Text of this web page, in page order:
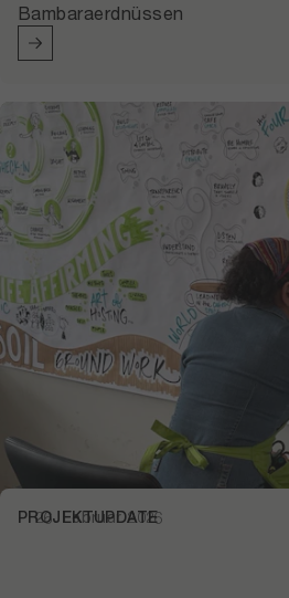
Bambaraerdnüssen
PROJEKTUPDATE
26. Februar 2026